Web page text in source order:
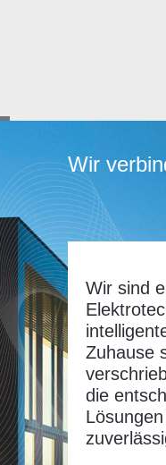
Wir
Wir sind
Zuhause
die